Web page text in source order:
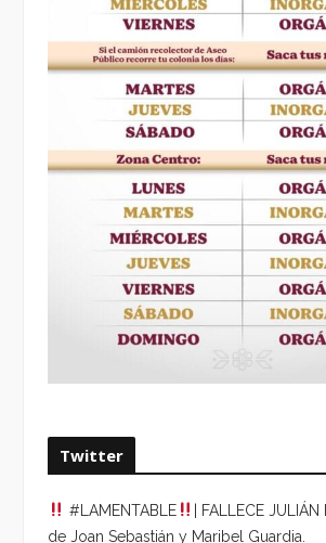
Twitter
#LAMENTABLE
| FALLECE
de Joan Sebastián y Maribel Guardia.